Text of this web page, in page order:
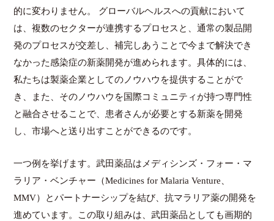
的に変わりません。 グローバルヘルスへの貢献において
は、複数のセクターが連携するプロセスと、通常の製品開
発のプロセスが交差し、補完しあうことで今まで解決でき
なかった感染症の新薬開発が進められます。具体的には、
私たちは製薬企業としてのノウハウを提供することがで
き、また、そのノウハウを国際コミュニティが持つ専門性
と融合させることで、患者さんが必要とする新薬を開発
し、市場へと送り出すことができるのです。
一つ例を挙げます。武田薬品はメディシンズ・フォー・マ
ラリア・ベンチャー（Medicines for Malaria Venture、
MMV）とパートナーシップを結び、抗マラリア薬の開発を
進めています。この取り組みは、武田薬品としても画期的